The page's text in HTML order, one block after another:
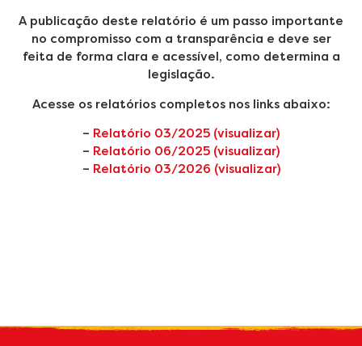
A publicação deste relatório é um passo importante
no compromisso com a transparência e deve ser
feita de forma clara e acessível, como determina a
legislação.
Acesse os relatórios completos nos links abaixo:
– Relatório 03/2025 (visualizar)
– Relatório 06/2025 (visualizar)
– Relatório 03/2026 (visualizar)